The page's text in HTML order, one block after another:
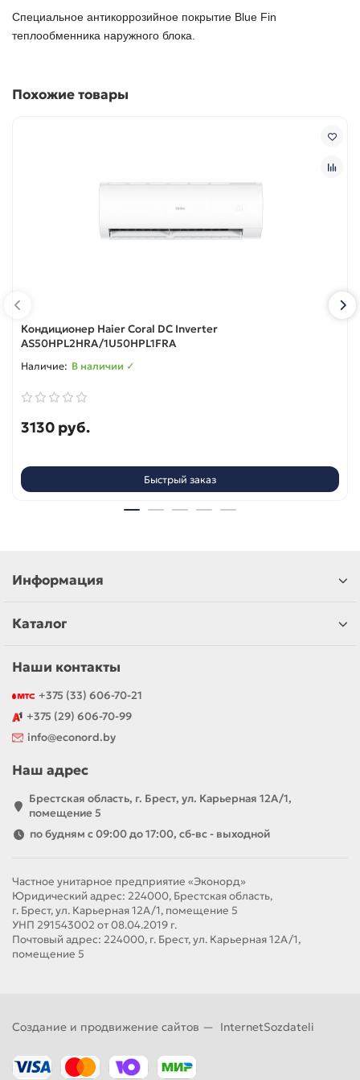
Специальное антикоррозийное покрытие Blue Fin
теплообменника наружного блока.
Похожие товары
Кондиционер Haier Coral DC Inverter
AS50HPL2HRA/1U50HPL1FRA
В наличии ✓
3130 руб.
Быстрый заказ
Информация
Каталог
Наши контакты
+375 (33) 606-70-21
+375 (29) 606-70-99
info@econord.by
Наш адрес
Брестская область, г. Брест, ул. Карьерная 12А/1,
помещение 5
по будням с 09:00 до 17:00, сб-вс - выходной
Частное унитарное предприятие «Эконорд»
Юридический адрес: 224000, Брестская область,
г. Брест, ул. Карьерная 12А/1, помещение 5
УНП 291543002 от 08.04.2019 г.
Почтовый адрес: 224000, г. Брест, ул. Карьерная 12А/1,
помещение 5
Создание и продвижение сайтов — InternetSozdateli